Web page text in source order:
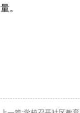
量。